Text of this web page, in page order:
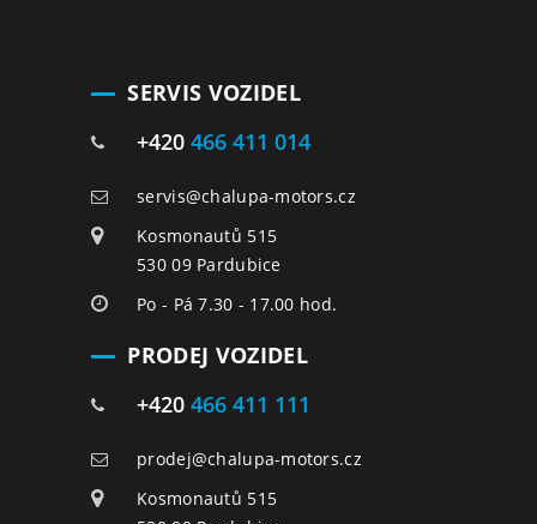
SERVIS VOZIDEL
+420 466 411 014
servis@chalupa-motors.cz
Kosmonautů 515
530 09 Pardubice
Po - Pá 7.30 - 17.00 hod.
PRODEJ VOZIDEL
+420 466 411 111
prodej@chalupa-motors.cz
Kosmonautů 515